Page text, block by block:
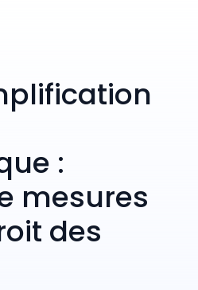
:
mesures
des